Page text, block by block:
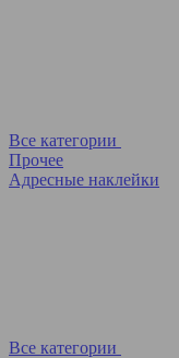
Все категории
Прочее
Адресные наклейки
Все категории